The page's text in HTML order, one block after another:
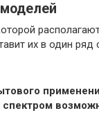
их в один ряд